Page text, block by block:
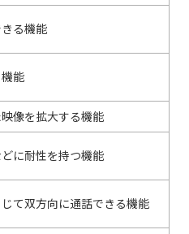
る機能
能
像を拡大する機能
に耐性を持つ機能
て双方向に通話できる機能